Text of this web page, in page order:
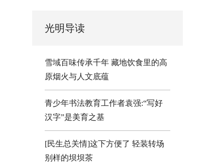
光明导读
雪域百味传承千年 藏地饮食里的高
原烟火与人文底蕴
青少年书法教育工作者袁强:“写好
汉字”是美育之基
[民生总关情]这下方便了 轻装转场
别样的坝坝茶